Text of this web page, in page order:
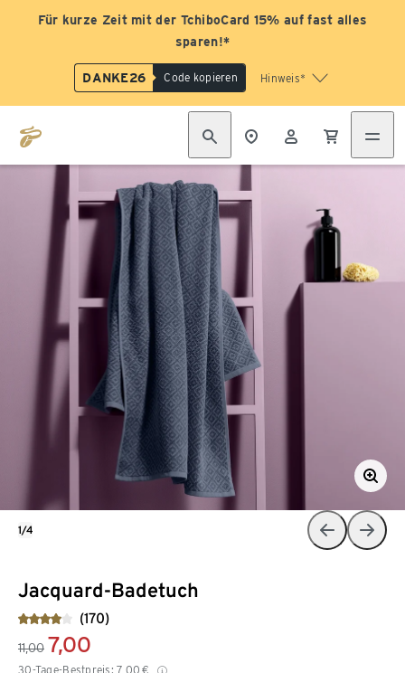
Für kurze Zeit mit der TchiboCard 15% auf fast alles
sparen!*
DANKE26 Code kopieren Hinweis*
Jacquard-Badetuch
(170)
11,00 7,00
30-Tage-Bestpreis: 7,00 €
1/4